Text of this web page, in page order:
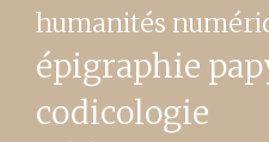
humanités
épigraphie
codicologie